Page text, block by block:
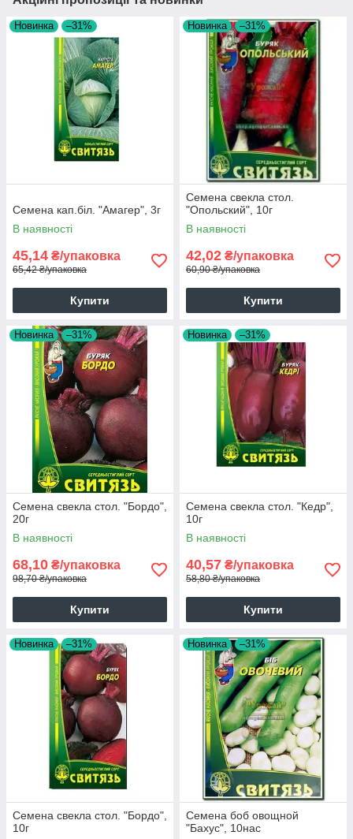
Новинка –31%
Семена кап.бiл. "Амагер", 3г
В наявності
45,14 ₴/упаковка
65,42 ₴/упаковка
Купити
Новинка –31%
Семена свекла стол.
"Опольский", 10г
В наявності
42,02 ₴/упаковка
60,90 ₴/упаковка
Купити
Новинка –31%
Семена свекла стол. "Бордо",
20г
В наявності
68,10 ₴/упаковка
98,70 ₴/упаковка
Купити
Новинка –31%
Семена свекла стол. "Кедр",
10г
В наявності
40,57 ₴/упаковка
58,80 ₴/упаковка
Купити
Новинка –31%
Семена свекла стол. "Бордо",
10г
Новинка –31%
Семена боб овощной
"Бахус", 10нас